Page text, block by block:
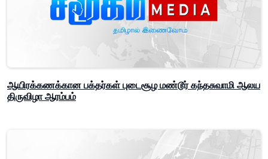
ஆயிரக்கணக்கான பக்தர்கள் புடைசூழ மண்டூர் கந்தசுவாமி ஆலய
திருவிழா ஆரம்பம்